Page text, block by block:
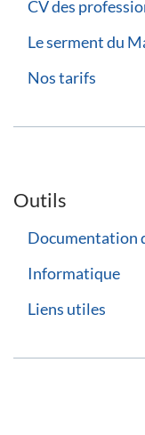
CV des
Le serment du
Nos tarifs
Outils
Documentation
Informatique
Liens utiles